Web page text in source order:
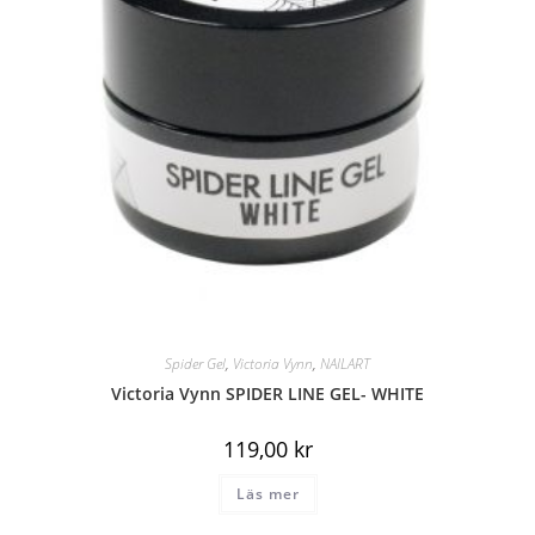
Spider Gel, Victoria Vynn, NAILART
Victoria Vynn SPIDER LINE GEL- WHITE
119,00 kr
Läs mer